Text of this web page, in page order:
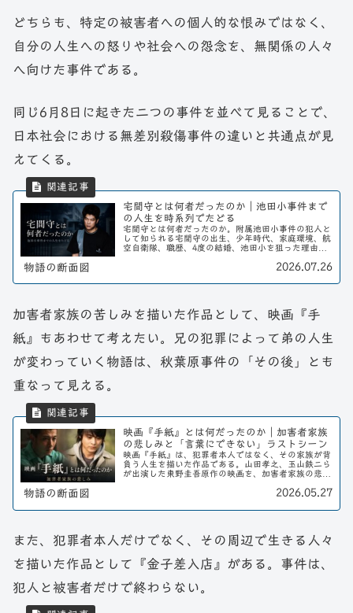
どちらも、特定の被害者への個人的な恨みではなく、
自分の人生への怒りや社会への怨念を、無関係の人々
へ向けた事件である。
同じ6月8日に起きた二つの事件を並べて見ることで、
日本社会における無差別殺傷事件の違いと共通点が見
えてくる。
宅間守とは何者だったのか｜池田小事件まで
の人生を時系列でたどる
宅間守とは何者だったのか。附属池田小事件の犯人と
して知られる宅間守の出生、少年時代、家庭環境、航
空自衛隊、職歴、4度の結婚、池田小を狙った理由、
物語の断面図 2026.07.26
加害者家族の苦しみを描いた作品として、映画『手
紙』もあわせて考えたい。兄の犯罪によって弟の人生
が変わっていく物語は、秋葉原事件の「その後」とも
重なって見える。
映画『手紙』とは何だったのか｜加害者家族
の悲しみと「言葉にできない」ラストシーン
映画『手紙』は、犯罪者本人ではなく、その家族が背
負う人生を描いた作品である。山田孝之、玉山鉄二ら
が出演した東野圭吾原作の映画を、加害者家族の悲し
物語の断面図 2026.05.27
また、犯罪者本人だけでなく、その周辺で生きる人々
を描いた作品として『金子差入店』がある。事件は、
犯人と被害者だけで終わらない。